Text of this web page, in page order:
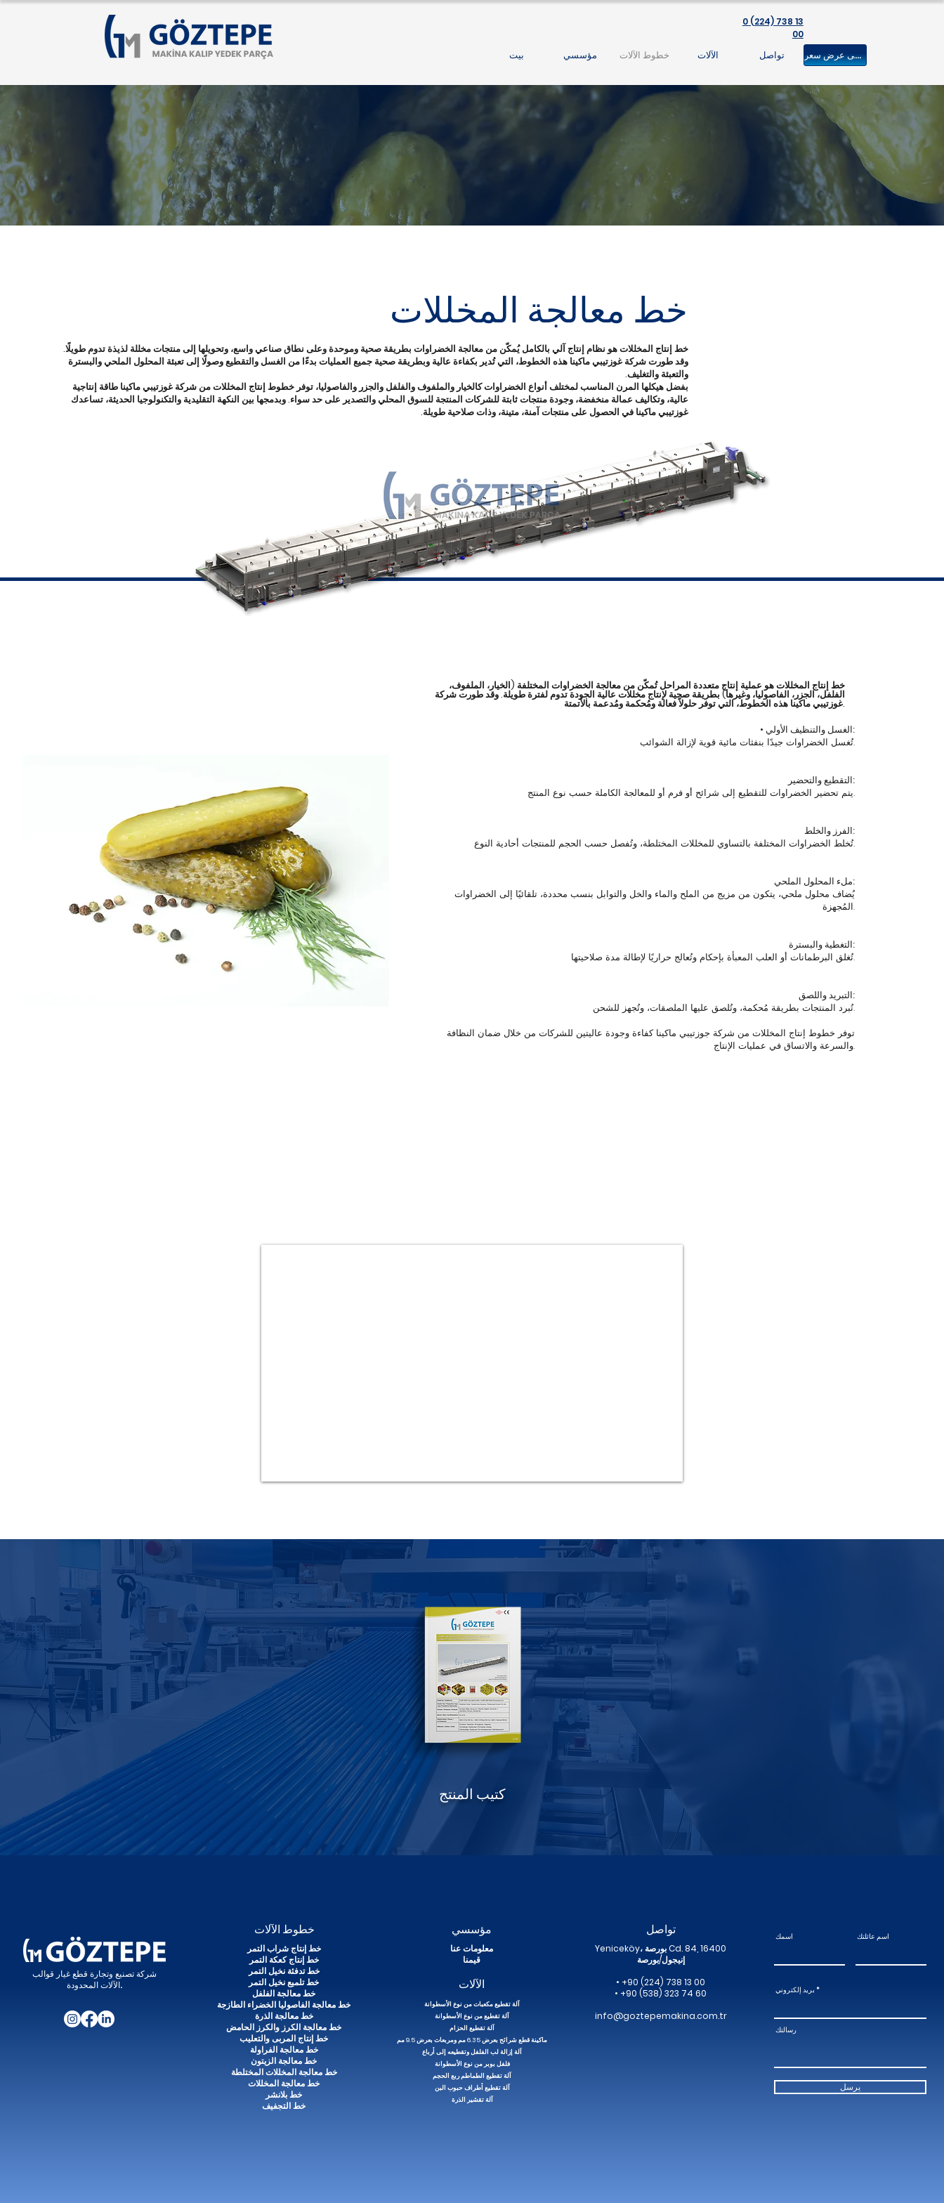
0 (224) 738 13
00
بيت مؤسسي خطوط الآلات الآلات تواصل احصل على عرض سعر!
خط معالجة المخللات
خط إنتاج المخللات هو نظام إنتاج آلي بالكامل يُمكّن من معالجة الخضراوات بطريقة صحية وموحدة وعلى نطاق صناعي واسع، وتحويلها إلى منتجات مخللة لذيذة تدوم طويلًا.
وقد طورت شركة غوزتيبي ماكينا هذه الخطوط، التي تُدير بكفاءة عالية وبطريقة صحية جميع العمليات بدءًا من الغسل والتقطيع وصولًا إلى تعبئة المحلول الملحي والبسترة
والتعبئة والتغليف.
بفضل هيكلها المرن المناسب لمختلف أنواع الخضراوات كالخيار والملفوف والفلفل والجزر والفاصوليا، توفر خطوط إنتاج المخللات من شركة غوزتيبي ماكينا طاقة إنتاجية
عالية، وتكاليف عمالة منخفضة، وجودة منتجات ثابتة للشركات المنتجة للسوق المحلي والتصدير على حد سواء. وبدمجها بين النكهة التقليدية والتكنولوجيا الحديثة، تساعدك
غوزتيبي ماكينا في الحصول على منتجات آمنة، متينة، وذات صلاحية طويلة.
خط إنتاج المخللات هو عملية إنتاج متعددة المراحل تُمكّن من معالجة الخضراوات المختلفة (الخيار، الملفوف،
الفلفل، الجزر، الفاصوليا، وغيرها) بطريقة صحية لإنتاج مخللات عالية الجودة تدوم لفترة طويلة. وقد طورت شركة
غوزتيبي ماكينا هذه الخطوط، التي توفر حلولاً فعالة ومُحكمة ومُدعمة بالأتمتة.
• الغسل والتنظيف الأولي:
تُغسل الخضراوات جيدًا بنفثات مائية قوية لإزالة الشوائب.
التقطيع والتحضير:
يتم تحضير الخضراوات للتقطيع إلى شرائح أو فرم أو للمعالجة الكاملة حسب نوع المنتج.
الفرز والخلط:
تُخلط الخضراوات المختلفة بالتساوي للمخللات المختلطة، وتُفصل حسب الحجم للمنتجات أحادية النوع.
ملء المحلول الملحي:
يُضاف محلول ملحي، يتكون من مزيج من الملح والماء والخل والتوابل بنسب محددة، تلقائيًا إلى الخضراوات
المُجهزة.
التغطية والبسترة:
تُغلق البرطمانات أو العلب المعبأة بإحكام وتُعالج حراريًا لإطالة مدة صلاحيتها.
التبريد واللصق:
تُبرد المنتجات بطريقة مُحكمة، وتُلصق عليها الملصقات، وتُجهز للشحن.
توفر خطوط إنتاج المخللات من شركة جوزتيبي ماكينا كفاءة وجودة عاليتين للشركات من خلال ضمان النظافة
والسرعة والاتساق في عمليات الإنتاج.
كتيب المنتج
شركة تصنيع وتجارة قطع غيار قوالب
الآلات المحدودة.
خطوط الآلات
خط إنتاج شراب التمر
خط إنتاج كعكة التمر
خط تدفئة نخيل التمر
خط تلميع نخيل التمر
خط معالجة الفلفل
خط معالجة الفاصوليا الخضراء الطازجة
خط معالجة الذرة
خط معالجة الكرز والكرز الحامض
خط إنتاج المربى والتعليب
خط معالجة الفراولة
خط معالجة الزيتون
خط معالجة المخللات المختلطة
خط معالجة المخللات
خط بلانشر
خط التجفيف
مؤسسي
معلومات عنا
قيمنا
الآلات
آلة تقطيع مكعبات من نوع الأسطوانة
آلة تقطيع من نوع الأسطوانة
آلة تقطيع الحزام
ماكينة قطع شرائح بعرض 6.35 مم ومربعات بعرض 9.5 مم
آلة إزالة لب الفلفل وتقطيعه إلى أرباع
فلفل بوبر من نوع الأسطوانة
آلة تقطيع الطماطم ربع الحجم
آلة تقطيع أطراف حبوب البن
آلة تقشير الذرة
تواصل
Yeniceköy، بورصة Cd. 84, 16400
إنيجول/بورصة
• +90 (224) 738 13 00
• +90 (538) 323 74 60
info@goztepemakina.com.tr
اسمك اسم عائلتك
بريد إلكتروني
رسالتك
يرسل